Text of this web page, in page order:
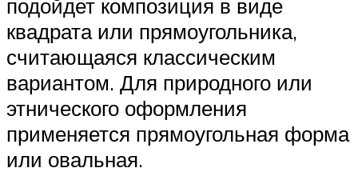
подойдет композиция в виде
квадрата или прямоугольника,
считающаяся классическим
вариантом. Для природного или
этнического оформления
применяется прямоугольная форма
или овальная.